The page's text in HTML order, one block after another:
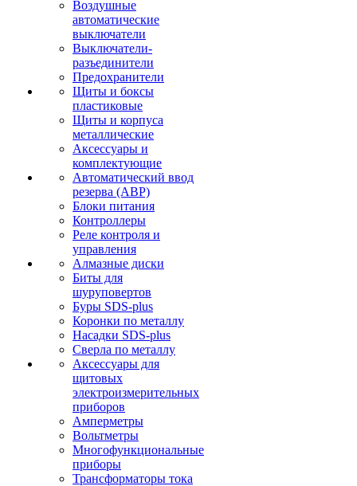
Воздушные
автоматические
выключатели
Выключатели-
разъединители
Предохранители
Щиты и боксы
пластиковые
Щиты и корпуса
металлические
Аксессуары и
комплектующие
Автоматический ввод
резерва (АВР)
Блоки питания
Контроллеры
Реле контроля и
управления
Алмазные диски
Биты для
шуруповертов
Буры SDS-plus
Коронки по металлу
Насадки SDS-plus
Сверла по металлу
Аксессуары для
щитовых
электроизмерительных
приборов
Амперметры
Вольтметры
Многофункциональные
приборы
Трансформаторы тока